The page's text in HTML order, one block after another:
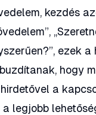
kezdés
ezek a
hogy
a
legjobb